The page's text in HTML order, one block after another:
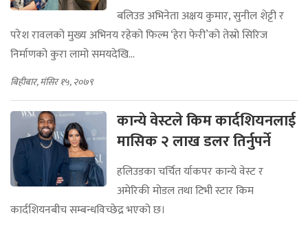
बलिउड अभिनेता अक्षय कुमार, सुनील शेट्टी र
परेश रावलको मुख्य अभिनय रहेको फिल्म ‘हेरा फेरी’को तेस्रो सिरिज
निर्माणको कुरा लामो समयदेखि...
बिहीबार, मंसिर १५, २०७९
कान्ये वेस्टले किम कार्दशियनलाई
मासिक २ लाख डलर तिर्नुपर्ने
हलिउडका चर्चित र्याकपर कान्ये वेस्ट र
अमेरिकी मोडल तथा टिभी स्टार किम
कार्दशियनबीच सम्बन्धविच्छेद्र भएको छ।